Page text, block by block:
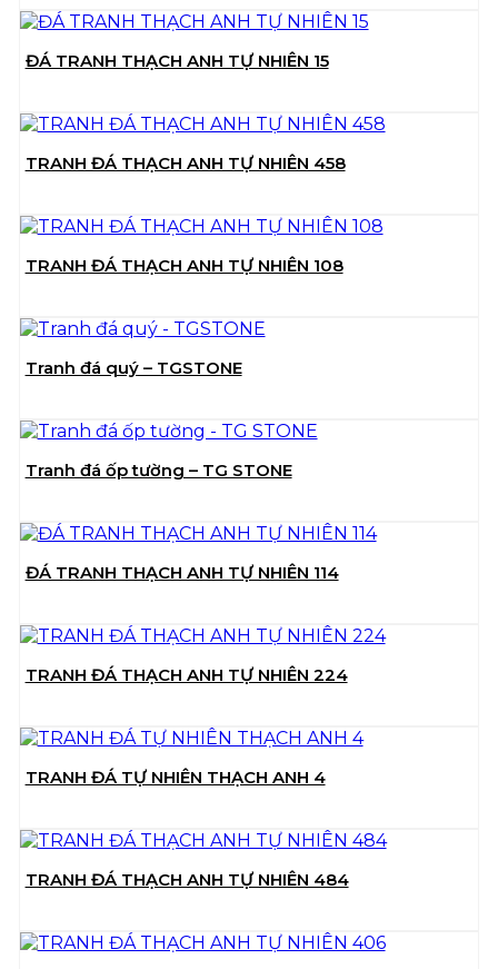
ĐÁ TRANH THẠCH ANH TỰ NHIÊN 15
TRANH ĐÁ THẠCH ANH TỰ NHIÊN 458
TRANH ĐÁ THẠCH ANH TỰ NHIÊN 108
Tranh đá quý – TGSTONE
Tranh đá ốp tường – TG STONE
ĐÁ TRANH THẠCH ANH TỰ NHIÊN 114
TRANH ĐÁ THẠCH ANH TỰ NHIÊN 224
TRANH ĐÁ TỰ NHIÊN THẠCH ANH 4
TRANH ĐÁ THẠCH ANH TỰ NHIÊN 484